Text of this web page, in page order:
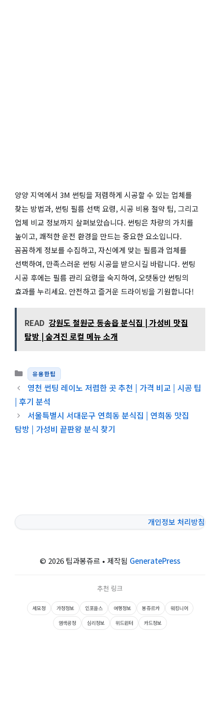
양양 지역에서 3M 썬팅을 저렴하게 시공할 수 있는 업체를
찾는 방법과, 썬팅 필름 선택 요령, 시공 비용 절약 팁, 그리고
업체 비교 정보까지 살펴보았습니다. 썬팅은 차량의 가치를
높이고, 쾌적한 운전 환경을 만드는 중요한 요소입니다.
꼼꼼하게 정보를 수집하고, 자신에게 맞는 필름과 업체를
선택하여, 만족스러운 썬팅 시공을 받으시길 바랍니다. 썬팅
시공 후에는 필름 관리 요령을 숙지하여, 오랫동안 썬팅의
효과를 누리세요. 안전하고 즐거운 드라이빙을 기원합니다!
READ 강원도 철원군 동송읍 분식집 | 가성비 맛집
탐방 | 숨겨진 로컬 메뉴 소개
카테고리
유용한팁
영천 썬팅 레이노 저렴한 곳 추천 | 가격 비교 | 시공 팁
| 후기 분석
서울특별시 서대문구 연희동 분식집 | 연희동 맛집
탐방 | 가성비 끝판왕 분식 찾기
개인정보 처리방침
© 2026 팁과봉쥬르 • 제작됨 GeneratePress
추천 링크
세모정 가정정보 인포웁스 여행정보 봉쥬르카
워킹니어
염색공정
심리정보 위드윈터 카드정보